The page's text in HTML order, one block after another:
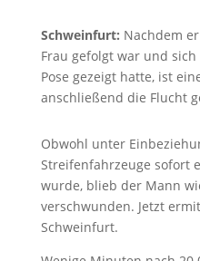
Schweinfurt: Nachdem
Frau gefolgt war und
Pose gezeigt hatte, ist
anschließend die Flucht
Obwohl unter
Streifenfahrzeuge sofort
wurde, blieb der Mann
verschwunden. Jetzt
Schweinfurt.